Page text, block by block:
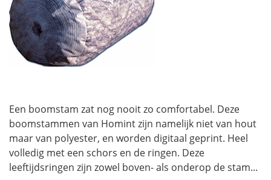
Een boomstam zat nog nooit zo comfortabel. Deze
boomstammen van Homint zijn namelijk niet van hout
maar van polyester, en worden digitaal geprint. Heel
volledig met een schors en de ringen. Deze
leeftijdsringen zijn zowel boven- als onderop de stam...